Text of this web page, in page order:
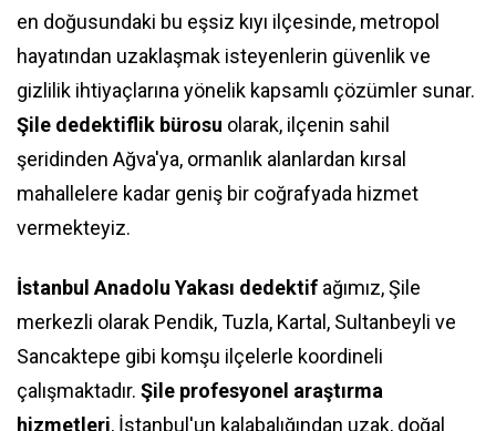
en doğusundaki bu eşsiz kıyı ilçesinde, metropol
hayatından uzaklaşmak isteyenlerin güvenlik ve
gizlilik ihtiyaçlarına yönelik kapsamlı çözümler sunar.
Şile dedektiflik bürosu olarak, ilçenin sahil
şeridinden Ağva'ya, ormanlık alanlardan kırsal
mahallelere kadar geniş bir coğrafyada hizmet
vermekteyiz.
İstanbul Anadolu Yakası dedektif ağımız, Şile
merkezli olarak Pendik, Tuzla, Kartal, Sultanbeyli ve
Sancaktepe gibi komşu ilçelerle koordineli
çalışmaktadır. Şile profesyonel araştırma
hizmetleri, İstanbul'un kalabalığından uzak, doğal